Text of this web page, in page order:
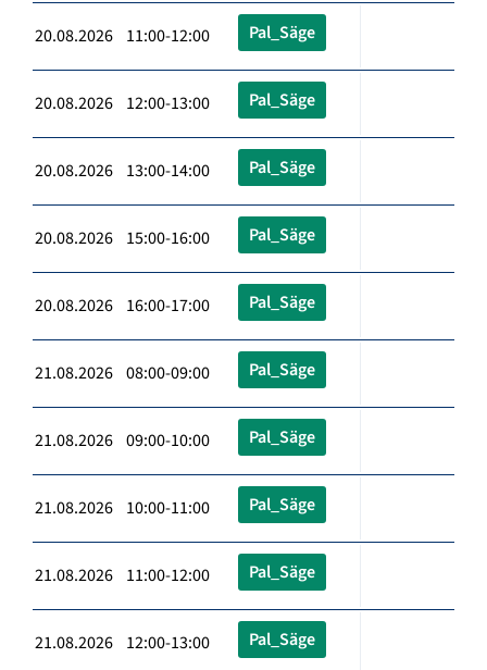
20.08.2026 11:00-12:00 Pal_Säge
20.08.2026 12:00-13:00 Pal_Säge
20.08.2026 13:00-14:00 Pal_Säge
20.08.2026 15:00-16:00 Pal_Säge
20.08.2026 16:00-17:00 Pal_Säge
21.08.2026 08:00-09:00 Pal_Säge
21.08.2026 09:00-10:00 Pal_Säge
21.08.2026 10:00-11:00 Pal_Säge
21.08.2026 11:00-12:00 Pal_Säge
21.08.2026 12:00-13:00 Pal_Säge